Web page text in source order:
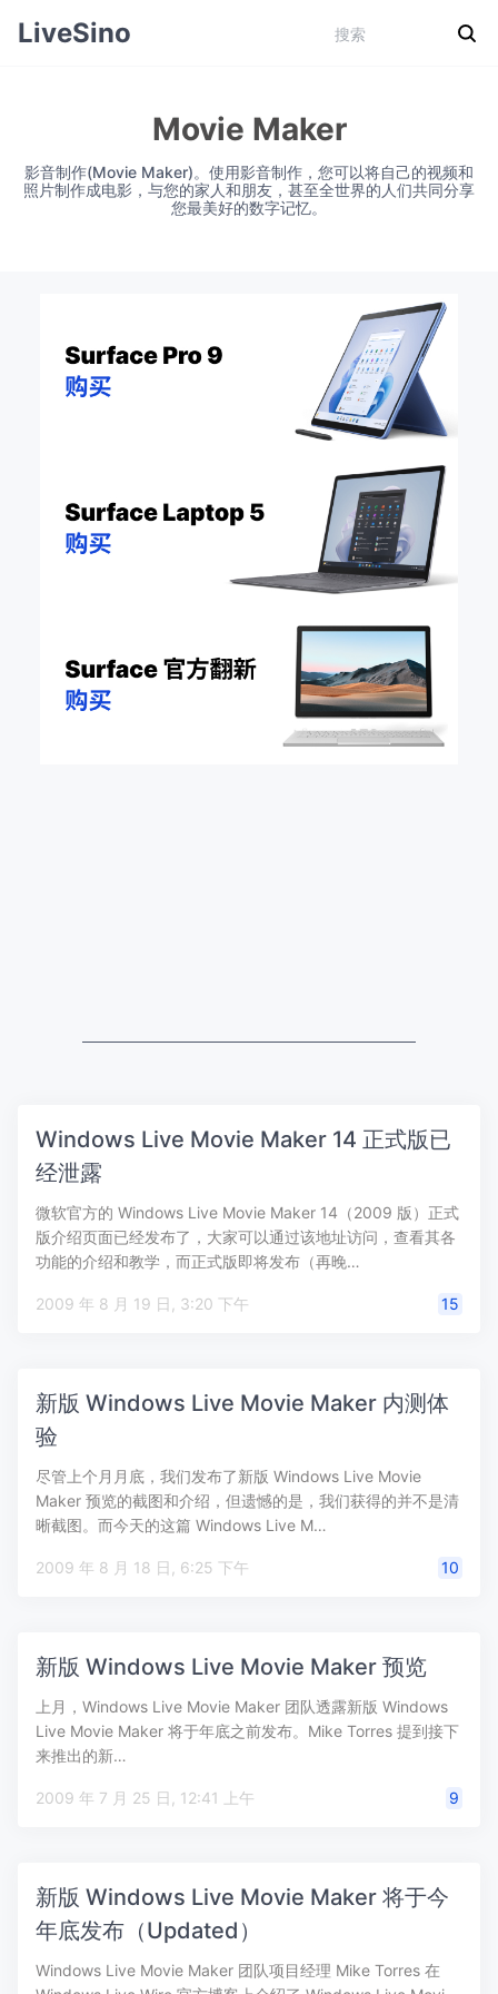
LiveSino
Movie Maker
影音制作(Movie Maker)。使用影音制作，您可以将自己的视频和
照片制作成电影，与您的家人和朋友，甚至全世界的人们共同分享
您最美好的数字记忆。
Windows Live Movie Maker 14 正式版已
经泄露
微软官方的 Windows Live Movie Maker 14（2009 版）正式
版介绍页面已经发布了，大家可以通过该地址访问，查看其各
功能的介绍和教学，而正式版即将发布（再晚…
2009 年 8 月 19 日, 3:20 下午 15
新版 Windows Live Movie Maker 内测体
验
尽管上个月月底，我们发布了新版 Windows Live Movie
Maker 预览的截图和介绍，但遗憾的是，我们获得的并不是清
晰截图。而今天的这篇 Windows Live M…
2009 年 8 月 18 日, 6:25 下午 10
新版 Windows Live Movie Maker 预览
上月，Windows Live Movie Maker 团队透露新版 Windows
Live Movie Maker 将于年底之前发布。Mike Torres 提到接下
来推出的新…
2009 年 7 月 25 日, 12:41 上午 9
新版 Windows Live Movie Maker 将于今
年底发布（Updated）
Windows Live Movie Maker 团队项目经理 Mike Torres 在